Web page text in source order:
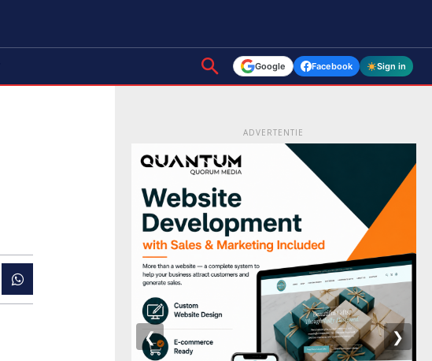
Google Facebook Sign in
ADVERTENTIE
❮ ❯